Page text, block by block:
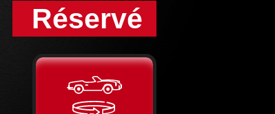
Réservé